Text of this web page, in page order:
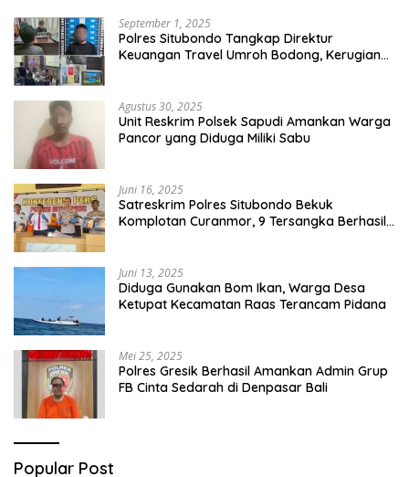
September 1, 2025
Polres Situbondo Tangkap Direktur
Keuangan Travel Umroh Bodong, Kerugian
Agustus 30, 2025
Unit Reskrim Polsek Sapudi Amankan Warga
Pancor yang Diduga Miliki Sabu
Juni 16, 2025
Satreskrim Polres Situbondo Bekuk
Komplotan Curanmor, 9 Tersangka Berhasil
Juni 13, 2025
Diduga Gunakan Bom Ikan, Warga Desa
Ketupat Kecamatan Raas Terancam Pidana
Mei 25, 2025
Polres Gresik Berhasil Amankan Admin Grup
FB Cinta Sedarah di Denpasar Bali
Popular Post